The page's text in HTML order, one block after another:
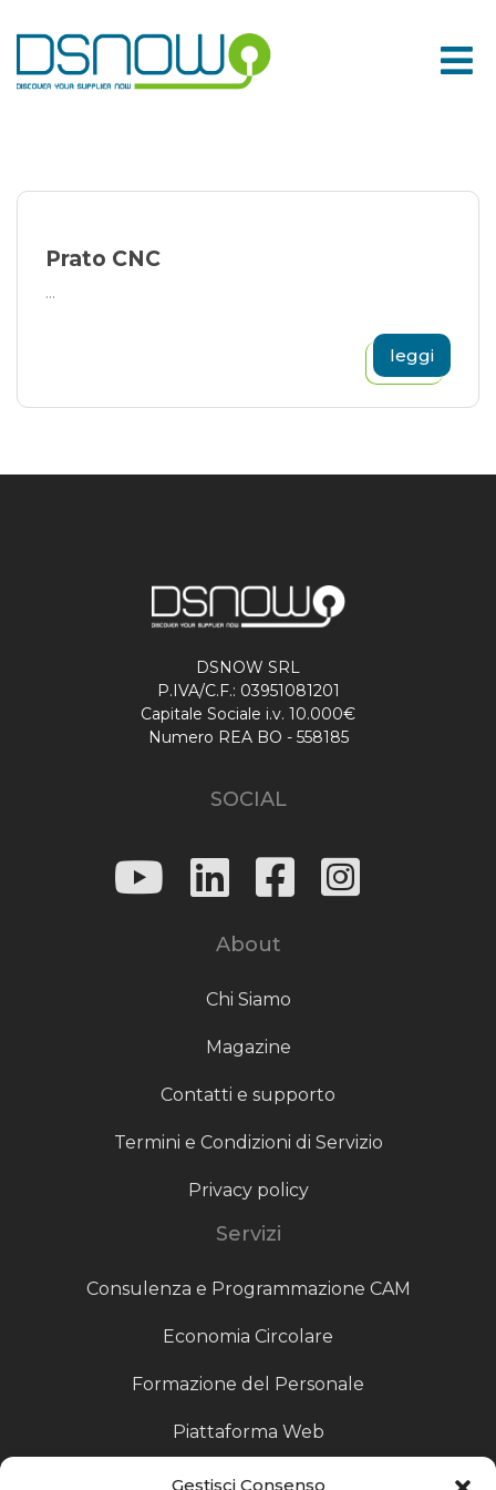
Gestisci Consenso
to
content
Prato CNC
...
leggi
DSNOW SRL
P.IVA/C.F.: 03951081201
Capitale Sociale i.v. 10.000€
Numero REA BO - 558185
SOCIAL
About
Chi Siamo
Magazine
Contatti e supporto
Termini e Condizioni di Servizio
Privacy policy
Servizi
Consulenza e Programmazione CAM
Economia Circolare
Formazione del Personale
Piattaforma Web
Scouting fornitori